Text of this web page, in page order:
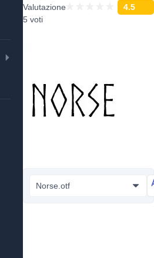
Valutazione
4.5
5 voti
Norse.otf